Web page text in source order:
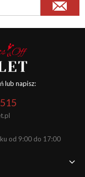
lub napisz:
od 9:00 do 17:00